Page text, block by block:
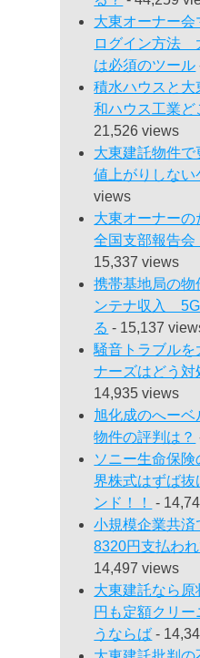
大東オーナー
ログイン方法
は必須のツール
積水ハウスと大
和ハウス工業ど
21,526 views
大東建託物件
値上がりしない
views
大東オーナー
全国支部報告会
15,337 views
携帯基地局の物
ンテナ収入 5G
る - 15,137
騒音トラブルを
ナーズはどう対
14,935 views
旭化成のへー
物件の評判は？
ソニー生命保
界株式はずば抜
ンド！！
-
小規模企業共
8320円支払われ
14,497 views
大東建託なら原
円も定額クリ
うならば -